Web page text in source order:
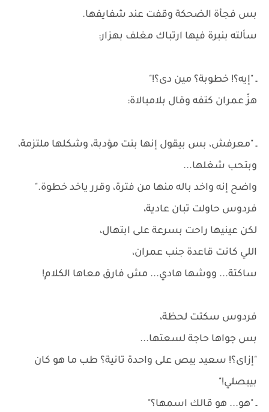
بس فجأة الضحكة وقفت عند شفايفها.
سألته بنبرة فيها ارتباك مغلف بهزار:
ـ "إيه؟! خطوبة؟ مين دى؟!"
هزّ عمران كتفه وقال بلامبالاة:
ـ "معرفش، بس بيقول إنها بنت مؤدبة، وشكلها ملتزمة،
وبتحب شغلها...
واضح إنه واخد باله منها من فترة، وقرر ياخد خطوة."
فردوس حاولت تبان عادية،
لكن عينيها راحت بسرعة على ابتهال،
اللي كانت قاعدة جنب عمران،
ساكتة... ووشها هادي... مش فارق معاها الكلام!
فردوس سكتت لحظة،
بس جواها حاجة لسعتها...
"إزاى؟! سعيد يبص على واحدة تانية؟ طب ما هو كان
بيبصلي!"
ـ "هو... هو قالك اسمها؟"